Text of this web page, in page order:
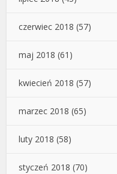
czerwiec 2018 (57)
maj 2018 (61)
kwiecień 2018 (57)
marzec 2018 (65)
luty 2018 (58)
styczeń 2018 (70)